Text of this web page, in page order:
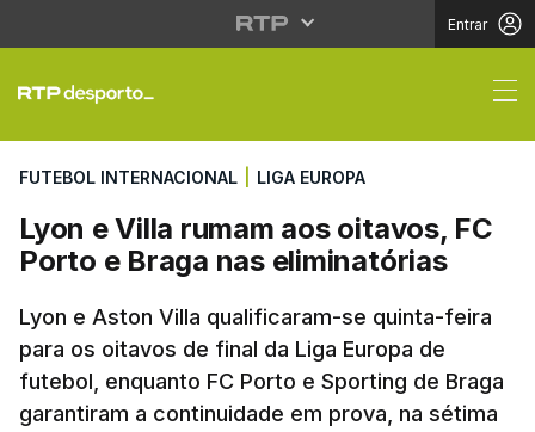
Entrar
Lyon e Villa rumam
FUTEBOL INTERNACIONAL LIGA EUROPA
Lyon e Villa rumam aos oitavos, FC
Porto e Braga nas eliminatórias
Lyon e Aston Villa qualificaram-se quinta-feira
para os oitavos de final da Liga Europa de
futebol, enquanto FC Porto e Sporting de Braga
garantiram a continuidade em prova, na sétima